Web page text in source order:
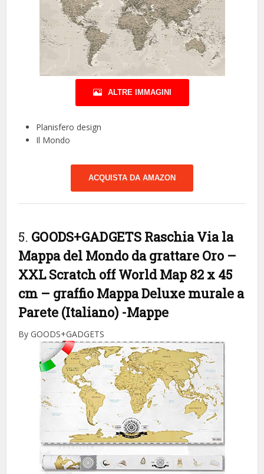
ALTRE IMMAGINI
Planisfero design
Il Mondo
ACQUISTA DA AMAZON
5. GOODS+GADGETS Raschia Via la
Mappa del Mondo da grattare Oro –
XXL Scratch off World Map 82 x 45
cm – graffio Mappa Deluxe murale a
Parete (Italiano) -Mappe
By GOODS+GADGETS